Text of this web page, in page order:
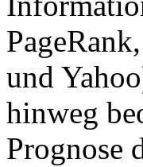
und
hinweg
Prognose